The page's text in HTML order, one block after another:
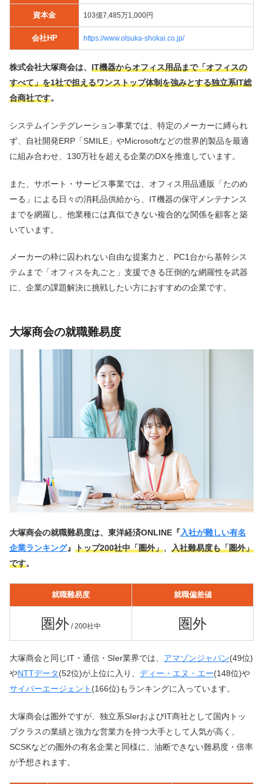
資本金 103億7,485万1,000円
会社HP https://www.otsuka-shokai.co.jp/
株式会社大塚商会は、 IT機器からオフィス用品まで「オフィスの
すべて」を1社で担えるワンストップ体制を強みとする独立系IT総
合商社です。
システムインテグレーション事業では、特定のメーカーに縛られ
ず、自社開発ERP「SMILE」やMicrosoftなどの世界的製品を最適
に組み合わせ、130万社を超える企業のDXを推進しています。
また、サポート・サービス事業では、オフィス用品通販「たのめ
ーる」による日々の消耗品供給から、IT機器の保守メンテナンス
までを網羅し、他業種には真似できない複合的な関係を顧客と築
いています。
メーカーの枠に囚われない自由な提案力と、PC1台から基幹シス
テムまで「オフィスを丸ごと」支援できる圧倒的な網羅性を武器
に、企業の課題解決に挑戦したい方におすすめの企業です。
大塚商会の就職難易度
大塚商会の就職難易度は、東洋経済ONLINE『入社が難しい有名
企業ランキング』 トップ200社中「圏外」、 入社難易度も「圏外」
です。
就職難易度 就職偏差値
圏外/ 200社中 圏外
大塚商会と同じIT・通信・SIer業界では、 アマゾンジャパン(49位)
やNTTデータ(52位)が上位に入り、 ディー・エヌ・エー(148位)や
サイバーエージェント (166位)もランキングに入っています。
大塚商会は圏外ですが、独立系SIerおよびIT商社として国内トッ
プクラスの業績と強力な営業力を持つ大手として人気が高く、
SCSKなどの圏外の有名企業と同様に、油断できない難易度・倍率
が予想されます。